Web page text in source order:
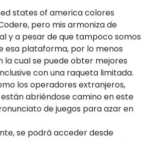
states of america colores
pero mis armoniza de
y a pesar de que tampoco somos
esa plataforma, por lo menos
la cual se puede obter mejores
con una raqueta limitada.
los operadores extranjeros,
abriéndose camino en este
de juegos para azar en
se podrá acceder desde